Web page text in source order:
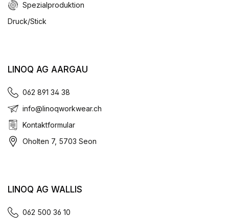
Spezialproduktion
Druck/Stick
LINOQ AG AARGAU
062 891 34 38
info@linoqworkwear.ch
Kontaktformular
Oholten 7, 5703 Seon
LINOQ AG WALLIS
062 500 36 10